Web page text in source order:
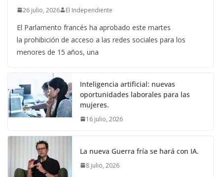
26 julio, 2026 El Independiente
El Parlamento francés ha aprobado este martes
la prohibición de acceso a las redes sociales para los
menores de 15 años, una
Inteligencia artificial: nuevas
oportunidades laborales para las
mujeres.
16 julio, 2026
La nueva Guerra fría se hará con IA.
8 julio, 2026